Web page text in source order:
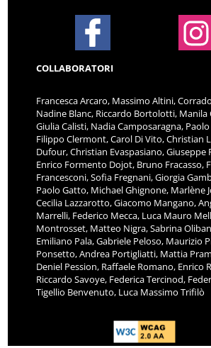
COLLABORATORI
Francesca Arcaro, Massimo Altini,
Nadine Blanc, Riccardo Bortolotti, Manila
Giulia Calisti, Nadia Camposaragna,
Filippo Clermont, Carol Di Vito, Christian
Dufour, Christian Evaspasiano, Giuseppe
Enrico Formento Dojot, Bruno Fracasso,
Francesconi, Sofia Fregnani, Giorgia
Paolo Gatto, Michael Ghignone, Marlène
Cecilia Lazzarotto, Giacomo Mangano,
Marrelli, Federico Mecca, Luca Mauro
Montrosset, Matteo Nigra, Sabrina
Emiliano Pala, Gabriele Peloso, Maurizio
Ponsetto, Andrea Portigliatti, Mattia
Deniel Pession, Raffaele Romano, Enrico
Riccardo Savoye, Federica Tercinod,
Tigellio Benvenuto, Luca Massimo Trifilò